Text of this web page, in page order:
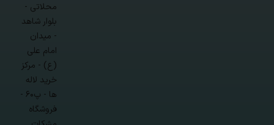
محلاتی -
بلوار شاهد
- میدان
امام علی
(ع) - مرکز
خرید لاله
ها - پ۶۰ -
فروشگاه